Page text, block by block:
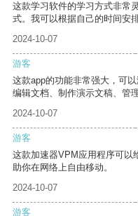
这款学习软件的学习方式非常
式。我可以根据自己的时间安
2024-10-07
游客
这款app的功能非常强大，可
编辑文档、制作演示文稿、管
2024-10-07
游客
这款加速器VPM应用程序可以
助你在网络上自由移动。
2024-10-07
游客